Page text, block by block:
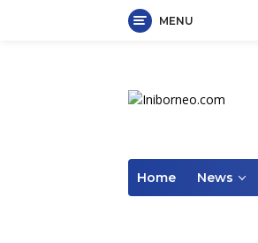
MENU
Home News